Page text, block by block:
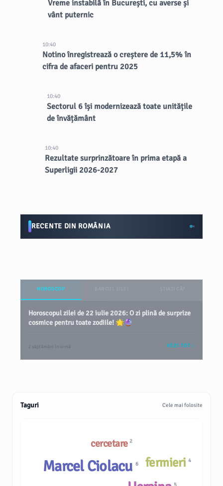
Vreme instabilă în București, cu averse și
vânt puternic
10:40
Notino înregistrează o creștere de 11,5% în
cifra de afaceri pentru 2025
10:40
Sectorul 6 își modernizează toate unitățile
de învățământ
10:40
Rezultate surprinzătoare în prima etapă a
Superligii 2026-2027
RECENTE DIN ROMÂNIA
HOROSCOP
Horoscopul zilei de 22 iulie 2026: O zi plină de surprize
cosmice pentru toate zodiile! 🌟🔮
2 săptămâni în urmă VEZI TOT
Taguri Cele mai folosite
cercetare 2
Marcel Ciolacu 6
5
fermieri4